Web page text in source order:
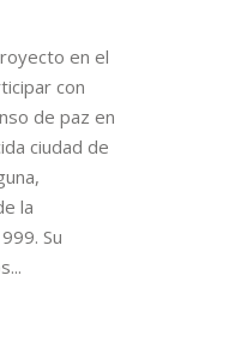
en el
con
de paz en
ciudad de
la
Su